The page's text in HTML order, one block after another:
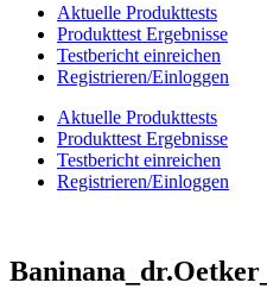
Aktuelle Produkttests
Produkttest Ergebnisse
Testbericht einreichen
Registrieren/Einloggen
Aktuelle Produkttests
Produkttest Ergebnisse
Testbericht einreichen
Registrieren/Einloggen